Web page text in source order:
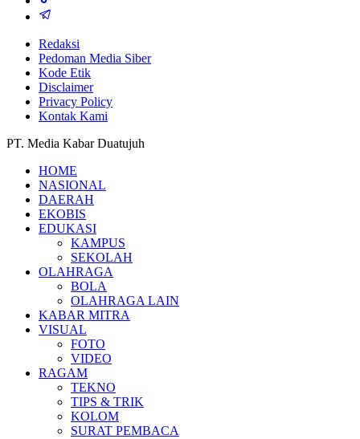
Redaksi
Pedoman Media Siber
Kode Etik
Disclaimer
Privacy Policy
Kontak Kami
PT. Media Kabar Duatujuh
HOME
NASIONAL
DAERAH
EKOBIS
EDUKASI
KAMPUS
SEKOLAH
OLAHRAGA
BOLA
OLAHRAGA LAIN
KABAR MITRA
VISUAL
FOTO
VIDEO
RAGAM
TEKNO
TIPS & TRIK
KOLOM
SURAT PEMBACA